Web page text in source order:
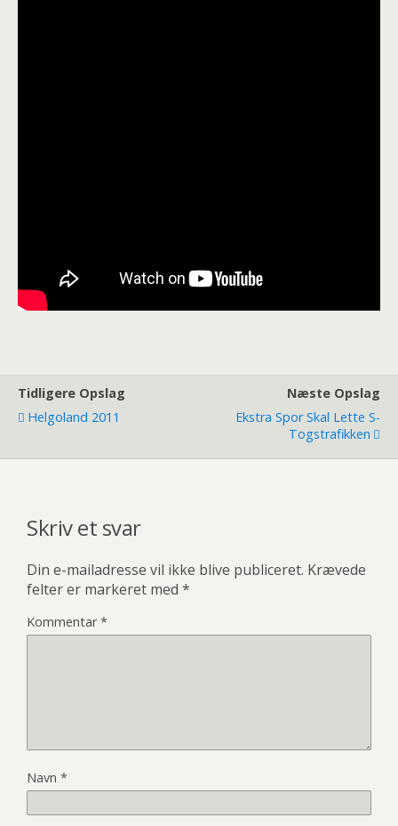
Tidligere Opslag
Helgoland 2011
Næste Opslag
Ekstra Spor Skal Lette S-
Togstrafikken
Skriv et svar
Din e-mailadresse vil ikke blive publiceret. Krævede
felter er markeret med *
Kommentar*
Navn *